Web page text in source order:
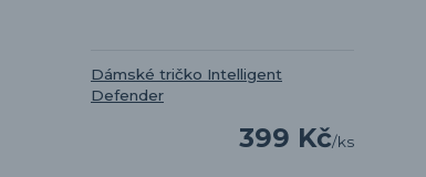
Dámské tričko Intelligent
Defender
399 Kč/ks